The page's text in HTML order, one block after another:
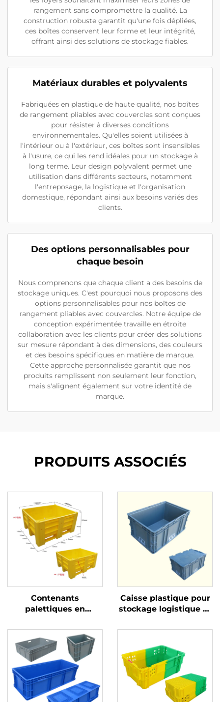
rangement sans compromettre la qualité. La
construction robuste garantit qu'une fois dépliées,
ces boîtes conservent leur forme et leur intégrité,
offrant ainsi des solutions de stockage fiables.
Matériaux durables et polyvalents
Fabriquées en plastique de haute qualité, nos boîtes
de rangement pliables avec couvercles sont conçues
pour résister à diverses conditions
environnementales. Qu'elles soient utilisées à
l'intérieur ou à l'extérieur, ces boîtes sont insensibles
à l'usure, ce qui les rend idéales pour un stockage à
long terme. Leur design polyvalent permet une
utilisation dans différents secteurs, notamment
l'entreposage, la logistique et l'organisation
domestique, répondant ainsi aux besoins variés des
clients.
Des options personnalisables pour
chaque besoin
Nous comprenons que chaque client a des besoins de
stockage uniques. C'est pourquoi nous proposons des
options personnalisables pour nos boîtes de
rangement pliables avec couvercles. Notre équipe de
conception expérimentée travaille en étroite
collaboration avec les clients pour créer des solutions
sur mesure répondant à des dimensions, des couleurs
et des besoins spécifiques en matière de marque.
Cette approche personnalisée garantit que nos
produits remplissent non seulement leur fonction,
mais s'alignent également sur votre identité de
marque.
PRODUITS ASSOCIÉS
Contenants
palettiques en
pour une logistique et
un stockage efficaces.
Caisse plastique pour
stockage logistique et